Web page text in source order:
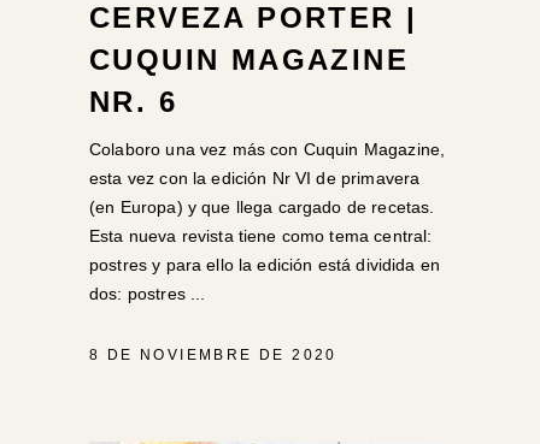
CERVEZA PORTER |
CUQUIN MAGAZINE
NR. 6
Colaboro una vez más con Cuquin Magazine,
esta vez con la edición Nr VI de primavera
(en Europa) y que llega cargado de recetas.
Esta nueva revista tiene como tema central:
postres y para ello la edición está dividida en
dos: postres
8 DE NOVIEMBRE DE 2020